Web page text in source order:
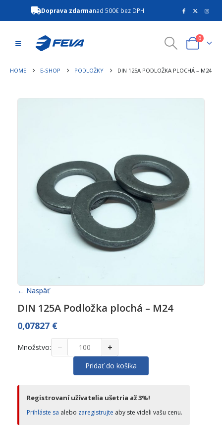
Doprava zdarmanad 500€ bez DPH
0
HOME E-SHOP PODLOŽKY DIN 125A PODLOŽKA PLOCHÁ – M24
← Naspäť
DIN 125A Podložka plochá – M24
0,07827 €
Množstvo: − +
Pridať do košíka
Registrovaní užívatelia ušetria až 3%!
Prihláste sa alebo zaregistrujte aby ste videli vašu cenu.